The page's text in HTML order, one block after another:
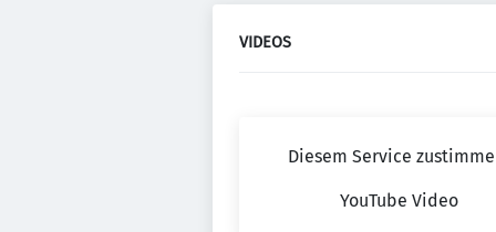
VIDEOS
Diesem Service
YouTube Video